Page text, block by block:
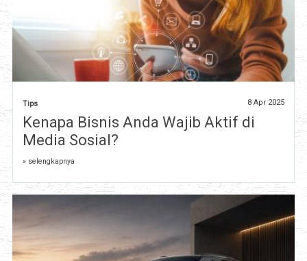
Tips 8 Apr 2025
Kenapa Bisnis Anda Wajib Aktif di
Media Sosial?
» selengkapnya